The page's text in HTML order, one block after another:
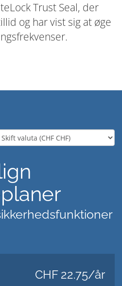
Trust Seal, der
og har vist sig at øge
CHF 22.75/år